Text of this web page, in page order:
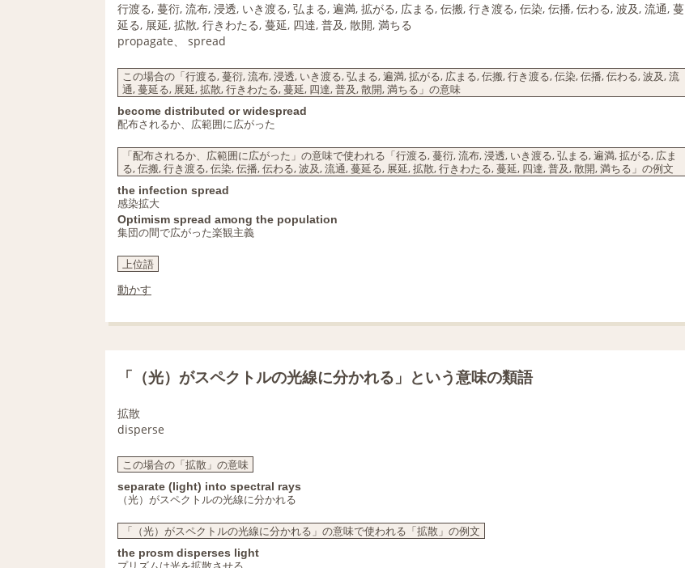
行渡る, 蔓衍, 流布, 浸透, いき渡る, 弘まる, 遍満, 拡がる, 広まる, 伝搬, 行き渡る, 伝染, 伝播, 伝わる, 波及, 流通, 蔓
延る, 展延, 拡散, 行きわたる, 蔓延, 四達, 普及, 散開, 満ちる
propagate、 spread
この場合の「行渡る, 蔓衍, 流布, 浸透, いき渡る, 弘まる, 遍満, 拡がる, 広まる, 伝搬, 行き渡る, 伝染, 伝播, 伝わる, 波及, 流
通, 蔓延る, 展延, 拡散, 行きわたる, 蔓延, 四達, 普及, 散開, 満ちる」の意味
become distributed or widespread
配布されるか、広範囲に広がった
「配布されるか、広範囲に広がった」の意味で使われる「行渡る, 蔓衍, 流布, 浸透, いき渡る, 弘まる, 遍満, 拡がる, 広ま
る, 伝搬, 行き渡る, 伝染, 伝播, 伝わる, 波及, 流通, 蔓延る, 展延, 拡散, 行きわたる, 蔓延, 四達, 普及, 散開, 満ちる」の例文
the infection spread
感染拡大
Optimism spread among the population
集団の間で広がった楽観主義
上位語
動かす
「（光）がスペクトルの光線に分かれる」という意味の類語
拡散
disperse
この場合の「拡散」の意味
separate (light) into spectral rays
（光）がスペクトルの光線に分かれる
「（光）がスペクトルの光線に分かれる」の意味で使われる「拡散」の例文
the prosm disperses light